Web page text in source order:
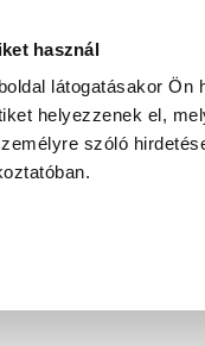
használ
látogatásakor
helyezzenek el,
szóló
Praktiker